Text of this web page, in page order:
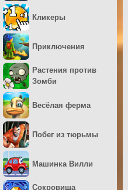
Кликеры
Приключения
Растения против
Зомби
Весёлая ферма
Побег из тюрьмы
Машинка Вилли
Сокровища